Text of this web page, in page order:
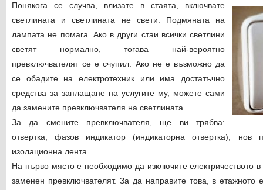
Понякога се случва, влизате в стаята, включвате
светлината и светлината не свети. Подмяната на
лампата не помага. Ако в други стаи всички светлини
светят нормално, тогава най-вероятно
превключвателят се е счупил. Ако не е възможно да
се обадите на електротехник или има достатъчно
средства за заплащане на услугите му, можете сами
да замените превключвателя на светлината.
За да смените превключвателя, ще ви трябва:
отвертка, фазов индикатор (индикаторна отвертка),
изолационна лента.
На първо място е необходимо да изключите
заменен превключвателят. За да направите това, в етажното